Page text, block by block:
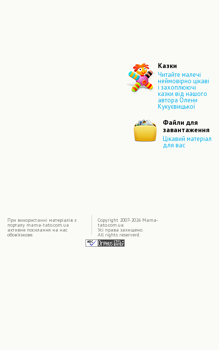
Казки
Читайте малечі
неймовірно цікаві
і захоплюючі
казки від нашого
автора Олени
Кукуєвицької
Файли для
завантаження
Цікавий матеріал
для вас
При використаннi матерiалiв з
порталу mama-tato.com.ua
активне посилання на нас
обов'язкове.
Copyright 2007-2026 Mama-
tato.com.ua
Усі права захищено.
All rights reserverd.